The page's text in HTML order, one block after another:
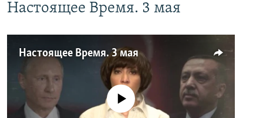
Настоящее Время. 3 мая
Настоящее Время. 3 мая
No media source currently available